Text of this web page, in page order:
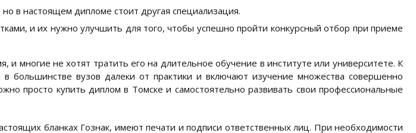
в настоящем дипломе стоит другая специализация.
и их нужно улучшить для того, чтобы успешно пройти конкурсный отбор при приеме
и многие не хотят тратить его на длительное обучение в институте или университете. К
большинстве вузов далеки от практики и включают изучение множества совершенно
просто купить диплом в Томске и самостоятельно развивать свои профессиональные
бланках Гознак, имеют печати и подписи ответственных лиц. При необходимости